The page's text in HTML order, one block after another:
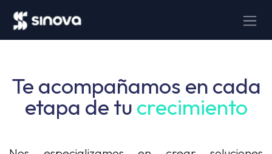
Te acompañamos en cada
etapa de tu crecimiento